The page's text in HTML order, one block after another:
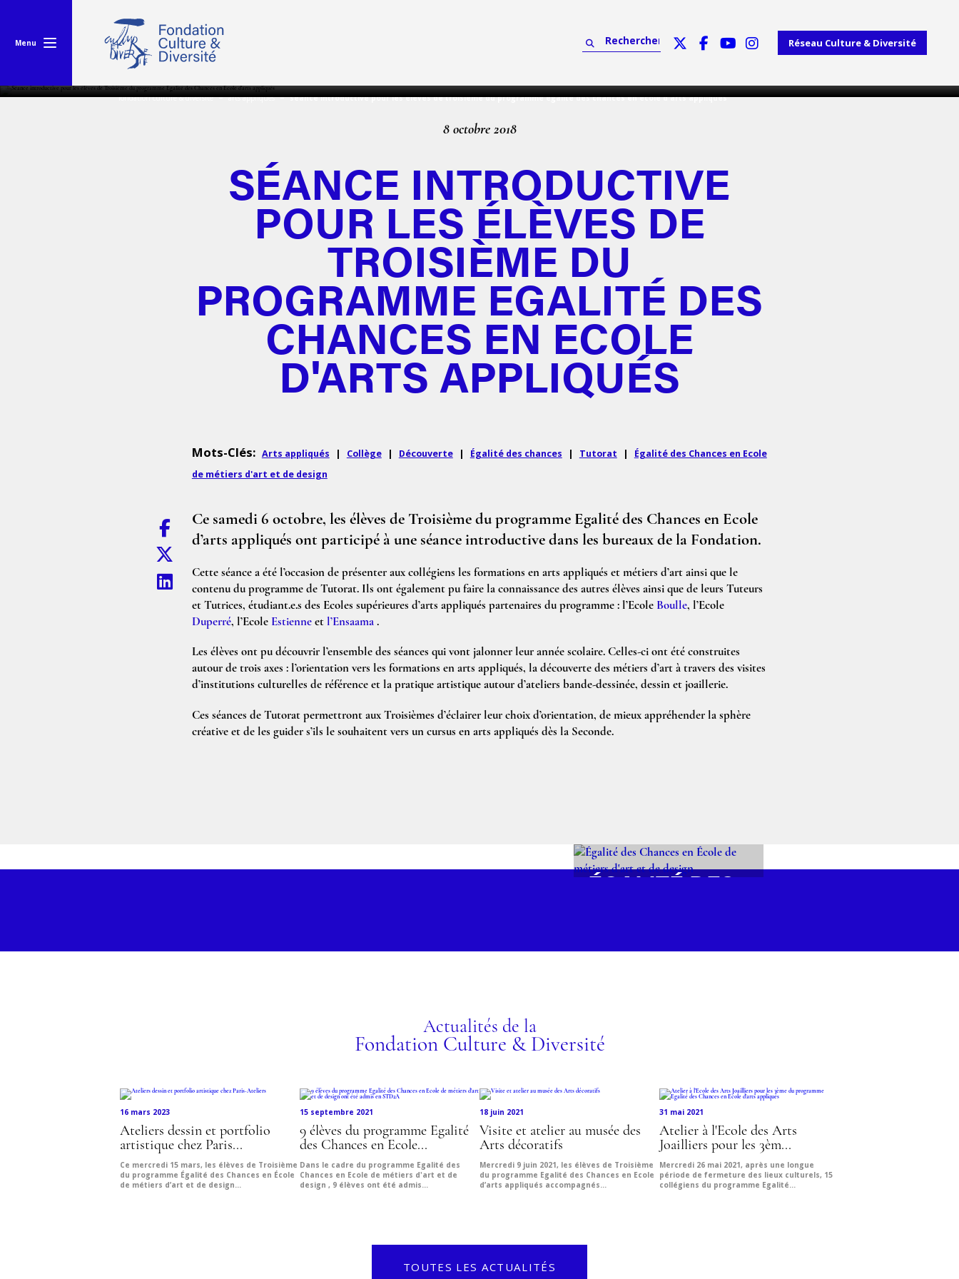
Menu Réseau Culture & Diversité
fondation culture & diversité arts appliqués séance introductive pour les élèves de troisième du programme egalité des chances en ecole d'arts appliqués
8 octobre 2018
SÉANCE INTRODUCTIVE
POUR LES ÉLÈVES DE
TROISIÈME DU
PROGRAMME EGALITÉ DES
CHANCES EN ECOLE
D'ARTS APPLIQUÉS
Mots-Clés: Arts appliqués | Collège | Découverte | Égalité des chances | Tutorat |
Égalité des Chances en Ecole
de métiers d'art et de design
Ce samedi 6 octobre, les élèves de Troisième du programme Egalité des Chances en Ecole
d’arts appliqués ont participé à une séance introductive dans les bureaux de la Fondation.
Cette séance a été l’occasion de présenter aux collégiens les formations en arts appliqués et métiers d’art ainsi que le
contenu du programme de Tutorat. Ils ont également pu faire la connaissance des autres élèves ainsi que de leurs Tuteurs
et Tutrices, étudiant.e.s des Ecoles supérieures d’arts appliqués partenaires du programme : l’Ecole Boulle, l’Ecole
Duperré, l’Ecole Estienneet l’Ensaama .
Les élèves ont pu découvrir l’ensemble des séances qui vont jalonner leur année scolaire. Celles-ci ont été construites
autour de trois axes : l’orientation vers les formations en arts appliqués, la découverte des métiers d’art à travers des visites
d’institutions culturelles de référence et la pratique artistique autour d’ateliers bande-dessinée, dessin et joaillerie.
Ces séances de Tutorat permettront aux Troisièmes d’éclairer leur choix d’orientation, de mieux appréhender la sphère
créative et de les guider s’ils le souhaitent vers un cursus en arts appliqués dès la Seconde.
ÉGALITÉ DES
MÉTIERS D'ART
ET DE DESIGN
Actualités de la
Fondation Culture & Diversité
16 mars 2023
Ateliers dessin et portfolio
artistique chez Paris...
Ce mercredi 15 mars, les élèves de Troisième
du programme Égalité des Chances en École
de métiers d’art et de design...
15 septembre 2021
9 élèves du programme Egalité
des Chances en Ecole...
Dans le cadre du programme Egalité des
Chances en Ecole de métiers d'art et de
design , 9 élèves ont été admis...
18 juin 2021
Visite et atelier au musée des
Arts décoratifs
Mercredi 9 juin 2021, les élèves de Troisième
du programme Egalité des Chances en Ecole
d’arts appliqués accompagnés...
31 mai 2021
Atelier à l'Ecole des Arts
Joailliers pour les 3èm...
Mercredi 26 mai 2021, après une longue
période de fermeture des lieux culturels, 15
collégiens du programme Egalité...
TOUTES LES ACTUALITÉS